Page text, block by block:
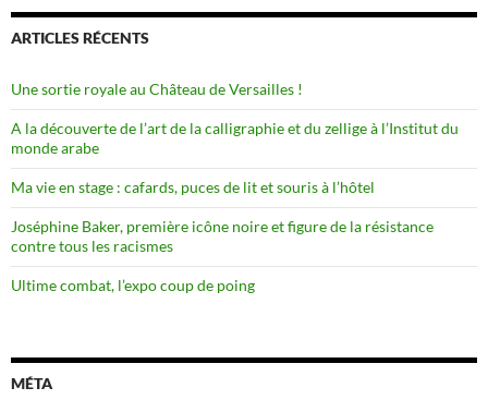
ARTICLES RÉCENTS
Une sortie royale au Château de Versailles !
A la découverte de l’art de la calligraphie et du zellige à l’Institut du
monde arabe
Ma vie en stage : cafards, puces de lit et souris à l’hôtel
Joséphine Baker, première icône noire et figure de la résistance
contre tous les racismes
Ultime combat, l’expo coup de poing
MÉTA